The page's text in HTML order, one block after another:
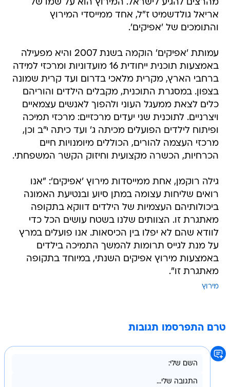
מהרצים להגיע לישראל. המירוץ הוא על שמו של
אריאל גולדשמיט ז"ל, אחד ממייסדי המירוץ
והתומכים של 'אפיקים'.
עמותת 'אפיקים' הוקמה בשנת 2007 והיא מפעילה
באמצעות תוכנית ייחודית 16 מועדוניות ומרכזי למידה
ברחבי הארץ, מקרית מלאכי בדרום ועד קרית שמונה
בצפון. במסגרת התוכנית, מקבלים הילדים והוריהם
כלים לצאת ממעגל העוני ולהפוך לאנשים עצמאיים
ויצרניים. לתוכנית שני יעדים מרכזיים: מרכזי תמיכה
ופיתוח לילדים הפועלים מכיתה ג' ועד כיתה י"ב וכן,
מרכזי העצמה להורים, הכוללים מיומנויות חיים
הכרחיות, הכשרה מקצועית וחיזוק הקשר המשפחתי.
גילה רוקמן, אחת ממייסדות מירוץ 'אפיקים': "אנו
רואים שליחות עצומה במתן סיוע ובנטיעת האמונה
ביכולותיהם העצמיות של הילדים דווקא בתקופה
מאתגרת זו. הצוותים שלנו בשטח עושים הכל כדי
לוודא שהם לא יפלו בין הכיסאות. אנו פועלים במרץ
על מנת לגייס תרומות להמשך התמיכה בילדים
באמצעות מירוץ אפיקים השנתי, במיוחד בתקופה
מאתגרת זו".
מירוץ
טרם התפרסמו תגובות